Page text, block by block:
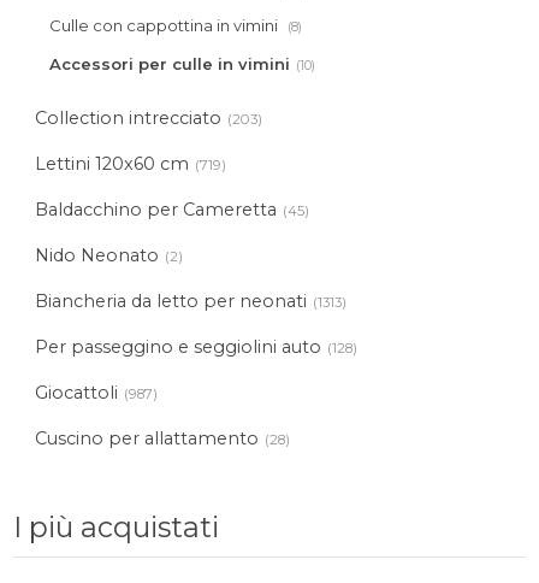
Culle con cappottina in vimini (8)
Accessori per culle in vimini (10)
Collection intrecciato (203)
Lettini 120x60 cm (719)
Baldacchino per Cameretta (45)
Nido Neonato (2)
Biancheria da letto per neonati (1313)
Per passeggino e seggiolini auto (128)
Giocattoli (987)
Cuscino per allattamento (28)
I più acquistati